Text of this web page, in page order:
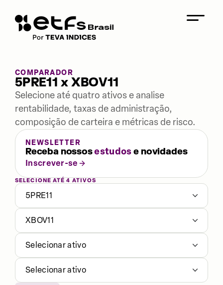
COMPARADOR
5PRE11 x XBOV11
Selecione até quatro ativos e analise
rentabilidade, taxas de administração,
composição de carteira e métricas de risco.
NEWSLETTER
Receba nossosestudose novidades
Inscrever-se
SELECIONE ATÉ 4 ATIVOS
5PRE11
XBOV11
Selecionar ativo
Selecionar ativo